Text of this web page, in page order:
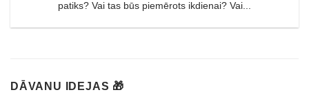
patiks? Vai tas būs piemērots ikdienai? Vai...
DĀVANU IDEJAS 🎁